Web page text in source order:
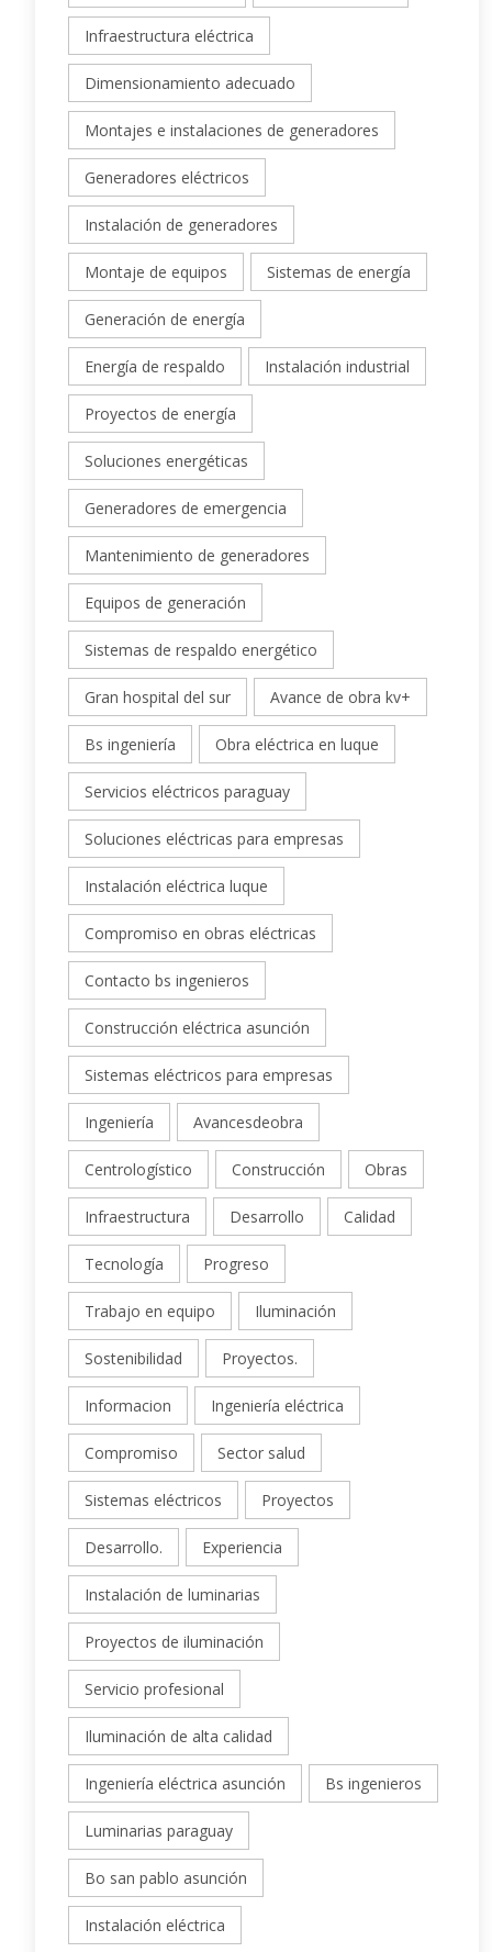
Infraestructura eléctrica
Dimensionamiento adecuado
Montajes e instalaciones de generadores
Generadores eléctricos
Instalación de generadores
Montaje de equipos Sistemas de energía
Generación de energía
Energía de respaldo Instalación industrial
Proyectos de energía
Soluciones energéticas
Generadores de emergencia
Mantenimiento de generadores
Equipos de generación
Sistemas de respaldo energético
Gran hospital del sur Avance de obra kv+
Bs ingeniería Obra eléctrica en luque
Servicios eléctricos paraguay
Soluciones eléctricas para empresas
Instalación eléctrica luque
Compromiso en obras eléctricas
Contacto bs ingenieros
Construcción eléctrica asunción
Sistemas eléctricos para empresas
Ingeniería Avancesdeobra
Centrologístico Construcción Obras
Infraestructura Desarrollo Calidad
Tecnología Progreso
Trabajo en equipo Iluminación
Sostenibilidad Proyectos.
Informacion Ingeniería eléctrica
Compromiso Sector salud
Sistemas eléctricos Proyectos
Desarrollo. Experiencia
Instalación de luminarias
Proyectos de iluminación
Servicio profesional
Iluminación de alta calidad
Ingeniería eléctrica asunción Bs ingenieros
Luminarias paraguay
Bo san pablo asunción
Instalación eléctrica